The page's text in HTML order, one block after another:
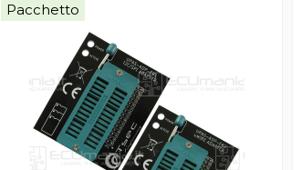
Pacchetto